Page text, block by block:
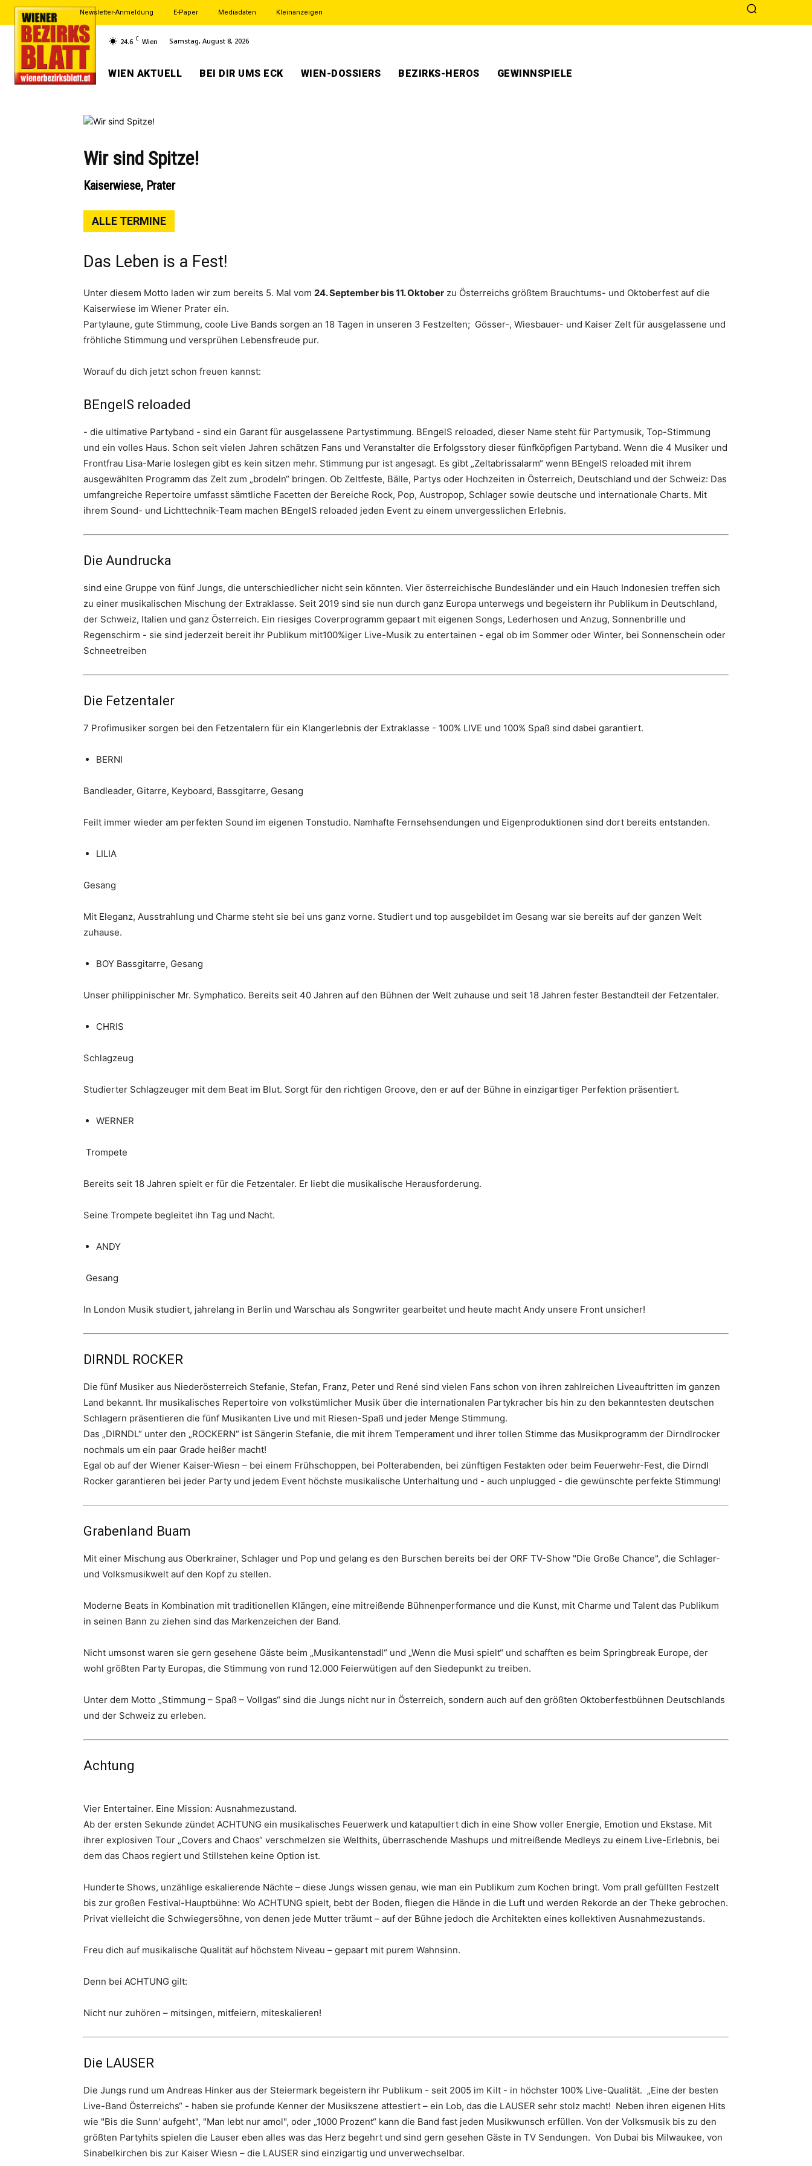
Newsletter-Anmeldung E-Paper Mediadaten Kleinanzeigen
24.6 C Wien Samstag, August 8, 2026
WIEN AKTUELL BEI DIR UMS ECK WIEN-DOSSIERS BEZIRKS-HEROS GEWINNSPIELE
Wir sind Spitze!
Kaiserwiese, Prater
ALLE TERMINE
Das Leben is a Fest!
Unter diesem Motto laden wir zum bereits 5. Mal vom 24. September bis 11. Oktober zu Österreichs größtem Brauchtums- und Oktoberfest auf die
Kaiserwiese im Wiener Prater ein.
Partylaune, gute Stimmung, coole Live Bands sorgen an 18 Tagen in unseren 3 Festzelten; Gösser-, Wiesbauer- und Kaiser Zelt für ausgelassene und
fröhliche Stimmung und versprühen Lebensfreude pur.
Worauf du dich jetzt schon freuen kannst:
BEngelS reloaded
- die ultimative Partyband - sind ein Garant für ausgelassene Partystimmung. BEngelS reloaded, dieser Name steht für Partymusik, Top-Stimmung
und ein volles Haus. Schon seit vielen Jahren schätzen Fans und Veranstalter die Erfolgsstory dieser fünfköpfigen Partyband. Wenn die 4 Musiker und
Frontfrau Lisa-Marie loslegen gibt es kein sitzen mehr. Stimmung pur ist angesagt. Es gibt „Zeltabrissalarm“ wenn BEngelS reloaded mit ihrem
ausgewählten Programm das Zelt zum „brodeln“ bringen. Ob Zeltfeste, Bälle, Partys oder Hochzeiten in Österreich, Deutschland und der Schweiz: Das
umfangreiche Repertoire umfasst sämtliche Facetten der Bereiche Rock, Pop, Austropop, Schlager sowie deutsche und internationale Charts. Mit
ihrem Sound- und Lichttechnik-Team machen BEngelS reloaded jeden Event zu einem unvergesslichen Erlebnis.
Die Aundrucka
sind eine Gruppe von fünf Jungs, die unterschiedlicher nicht sein könnten. Vier österreichische Bundesländer und ein Hauch Indonesien treffen sich
zu einer musikalischen Mischung der Extraklasse. Seit 2019 sind sie nun durch ganz Europa unterwegs und begeistern ihr Publikum in Deutschland,
der Schweiz, Italien und ganz Österreich. Ein riesiges Coverprogramm gepaart mit eigenen Songs, Lederhosen und Anzug, Sonnenbrille und
Regenschirm - sie sind jederzeit bereit ihr Publikum mit100%iger Live-Musik zu entertainen - egal ob im Sommer oder Winter, bei Sonnenschein oder
Schneetreiben
Die Fetzentaler
7 Profimusiker sorgen bei den Fetzentalern für ein Klangerlebnis der Extraklasse - 100% LIVE und 100% Spaß sind dabei garantiert.
BERNI
Bandleader, Gitarre, Keyboard, Bassgitarre, Gesang
Feilt immer wieder am perfekten Sound im eigenen Tonstudio. Namhafte Fernsehsendungen und Eigenproduktionen sind dort bereits entstanden.
LILIA
Gesang
Mit Eleganz, Ausstrahlung und Charme steht sie bei uns ganz vorne. Studiert und top ausgebildet im Gesang war sie bereits auf der ganzen Welt
zuhause.
BOY Bassgitarre, Gesang
Unser philippinischer Mr. Symphatico. Bereits seit 40 Jahren auf den Bühnen der Welt zuhause und seit 18 Jahren fester Bestandteil der Fetzentaler.
CHRIS
Schlagzeug
Studierter Schlagzeuger mit dem Beat im Blut. Sorgt für den richtigen Groove, den er auf der Bühne in einzigartiger Perfektion präsentiert.
WERNER
Trompete
Bereits seit 18 Jahren spielt er für die Fetzentaler. Er liebt die musikalische Herausforderung.
Seine Trompete begleitet ihn Tag und Nacht.
ANDY
Gesang
In London Musik studiert, jahrelang in Berlin und Warschau als Songwriter gearbeitet und heute macht Andy unsere Front unsicher!
DIRNDL ROCKER
Die fünf Musiker aus Niederösterreich Stefanie, Stefan, Franz, Peter und René sind vielen Fans schon von ihren zahlreichen Liveauftritten im ganzen
Land bekannt. Ihr musikalisches Repertoire von volkstümlicher Musik über die internationalen Partykracher bis hin zu den bekanntesten deutschen
Schlagern präsentieren die fünf Musikanten Live und mit Riesen-Spaß und jeder Menge Stimmung.
Das „DIRNDL“ unter den „ROCKERN“ ist Sängerin Stefanie, die mit ihrem Temperament und ihrer tollen Stimme das Musikprogramm der Dirndlrocker
nochmals um ein paar Grade heißer macht!
Egal ob auf der Wiener Kaiser-Wiesn – bei einem Frühschoppen, bei Polterabenden, bei zünftigen Festakten oder beim Feuerwehr-Fest, die Dirndl
Rocker garantieren bei jeder Party und jedem Event höchste musikalische Unterhaltung und - auch unplugged - die gewünschte perfekte Stimmung!
Grabenland Buam
Mit einer Mischung aus Oberkrainer, Schlager und Pop und gelang es den Burschen bereits bei der ORF TV-Show "Die Große Chance", die Schlager-
und Volksmusikwelt auf den Kopf zu stellen.
Moderne Beats in Kombination mit traditionellen Klängen, eine mitreißende Bühnenperformance und die Kunst, mit Charme und Talent das Publikum
in seinen Bann zu ziehen sind das Markenzeichen der Band.
Nicht umsonst waren sie gern gesehene Gäste beim „Musikantenstadl“ und „Wenn die Musi spielt“ und schafften es beim Springbreak Europe, der
wohl größten Party Europas, die Stimmung von rund 12.000 Feierwütigen auf den Siedepunkt zu treiben.
Unter dem Motto „Stimmung – Spaß – Vollgas“ sind die Jungs nicht nur in Österreich, sondern auch auf den größten Oktoberfestbühnen Deutschlands
und der Schweiz zu erleben.
Achtung
Vier Entertainer. Eine Mission: Ausnahmezustand.
Ab der ersten Sekunde zündet ACHTUNG ein musikalisches Feuerwerk und katapultiert dich in eine Show voller Energie, Emotion und Ekstase. Mit
ihrer explosiven Tour „Covers and Chaos“ verschmelzen sie Welthits, überraschende Mashups und mitreißende Medleys zu einem Live-Erlebnis, bei
dem das Chaos regiert und Stillstehen keine Option ist.
Hunderte Shows, unzählige eskalierende Nächte – diese Jungs wissen genau, wie man ein Publikum zum Kochen bringt. Vom prall gefüllten Festzelt
bis zur großen Festival-Hauptbühne: Wo ACHTUNG spielt, bebt der Boden, fliegen die Hände in die Luft und werden Rekorde an der Theke gebrochen.
Privat vielleicht die Schwiegersöhne, von denen jede Mutter träumt – auf der Bühne jedoch die Architekten eines kollektiven Ausnahmezustands.
Freu dich auf musikalische Qualität auf höchstem Niveau – gepaart mit purem Wahnsinn.
Denn bei ACHTUNG gilt:
Nicht nur zuhören – mitsingen, mitfeiern, miteskalieren!
Die LAUSER
Die Jungs rund um Andreas Hinker aus der Steiermark begeistern ihr Publikum - seit 2005 im Kilt - in höchster 100% Live-Qualität. „Eine der besten
Live-Band Österreichs“ - haben sie profunde Kenner der Musikszene attestiert – ein Lob, das die LAUSER sehr stolz macht! Neben ihren eigenen Hits
wie "Bis die Sunn' aufgeht", "Man lebt nur amol", oder „1000 Prozent“ kann die Band fast jeden Musikwunsch erfüllen. Von der Volksmusik bis zu den
größten Partyhits spielen die Lauser eben alles was das Herz begehrt und sind gern gesehen Gäste in TV Sendungen. Von Dubai bis Milwaukee, von
Sinabelkirchen bis zur Kaiser Wiesn – die LAUSER sind einzigartig und unverwechselbar.